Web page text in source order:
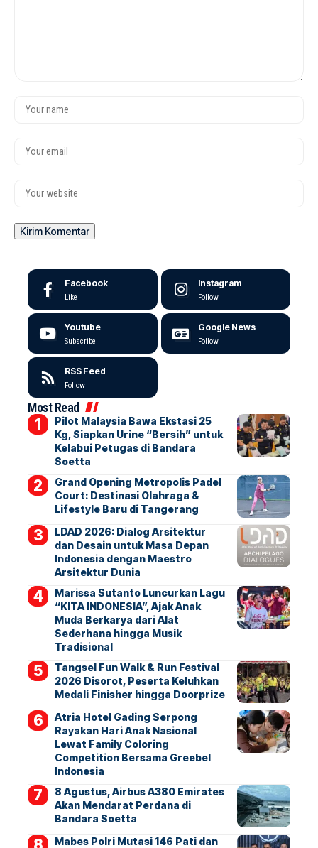
Facebook
Like
Instagram
Follow
Youtube
Subscribe
Google News
Follow
RSS Feed
Follow
Most Read
Pilot Malaysia Bawa Ekstasi 25
Kg, Siapkan Urine “Bersih” untuk
Kelabui Petugas di Bandara
Soetta
Grand Opening Metropolis Padel
Court: Destinasi Olahraga &
Lifestyle Baru di Tangerang
LDAD 2026: Dialog Arsitektur
dan Desain untuk Masa Depan
Indonesia dengan Maestro
Arsitektur Dunia
Marissa Sutanto Luncurkan Lagu
“KITA INDONESIA”, Ajak Anak
Muda Berkarya dari Alat
Sederhana hingga Musik
Tradisional
Tangsel Fun Walk & Run Festival
2026 Disorot, Peserta Keluhkan
Medali Finisher hingga Doorprize
Atria Hotel Gading Serpong
Rayakan Hari Anak Nasional
Lewat Family Coloring
Competition Bersama Greebel
Indonesia
8 Agustus, Airbus A380 Emirates
Akan Mendarat Perdana di
Bandara Soetta
Mabes Polri Mutasi 146 Pati dan